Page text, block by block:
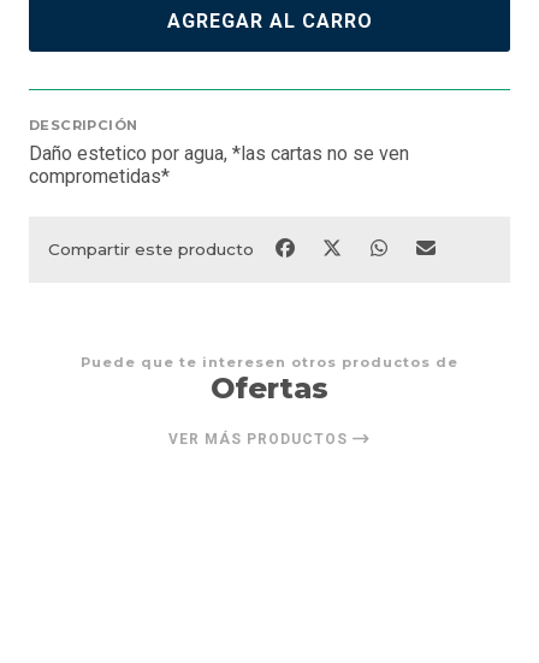
AGREGAR AL CARRO
DESCRIPCIÓN
Daño estetico por agua, *las cartas no se ven
comprometidas*
Compartir este producto
Puede que te interesen otros productos de
Ofertas
VER MÁS PRODUCTOS